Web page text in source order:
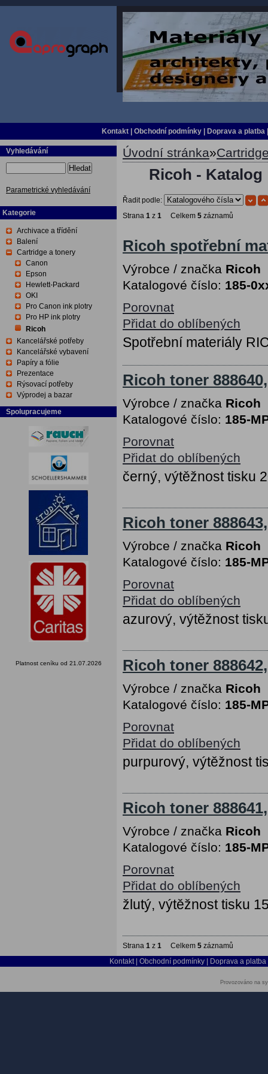
Kontakt Obchodní podmínky Doprava a platba
Vyhledávání
Hledat
Parametrické vyhledávání
Kategorie
Archivace a třídění
Balení
Cartridge a tonery
Canon
Epson
Hewlett-Packard
OKI
Pro Canon ink plotry
Pro HP ink plotry
Ricoh
Kancelářské potřeby
Kancelářské vybavení
Papíry a fólie
Prezentace
Rýsovací potřeby
Výprodej a bazar
Spolupracujeme
Platnost ceníku od 21.07.2026
Úvodní stránka»
Ricoh - Katalog
Řadit podle:
Strana 1 z 1 Celkem 5 záznamů
Ricoh spotřební
Výrobce / značka Ricoh
Katalogové číslo: 185-
Porovnat
Přidat do oblíbených
Spotřební materiály
Ricoh toner
Výrobce / značka Ricoh
Katalogové číslo: 185-
Porovnat
Přidat do oblíbených
černý, výtěžnost tisku
Ricoh toner
Výrobce / značka Ricoh
Katalogové číslo: 185-
Porovnat
Přidat do oblíbených
azurový, výtěžnost
Ricoh toner
Výrobce / značka Ricoh
Katalogové číslo: 185-
Porovnat
Přidat do oblíbených
purpurový, výtěžnost
Ricoh toner
Výrobce / značka Ricoh
Katalogové číslo: 185-
Porovnat
Přidat do oblíbených
žlutý, výtěžnost tisku
Strana 1 z 1 Celkem 5 záznamů
Kontakt
Obchodní podmínky Doprava a platba
Provozováno na